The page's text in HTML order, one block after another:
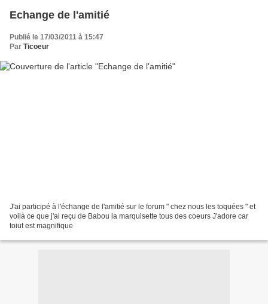
Echange de l'amitié
Publié le 17/03/2011 à 15:47
Par Ticoeur
J'ai participé à l'échange de l'amitié sur le forum " chez nous les toquées " et
voilà ce que j'ai reçu de Babou la marquisette tous des coeurs J'adore car
toiut est magnifique